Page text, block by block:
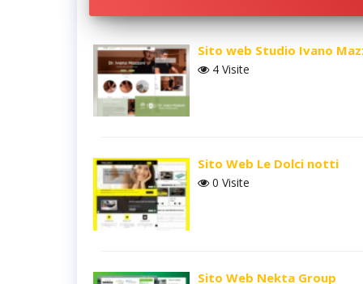
Sito web Studio Ivano
4 Visite
Sito Web Le Dolci notti
0 Visite
Sito Web Nekta Group